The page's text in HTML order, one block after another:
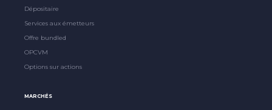
Dépositaire
Services aux émetteurs
Offre bundled
OPCVM
Options sur actions
MARCHÉS